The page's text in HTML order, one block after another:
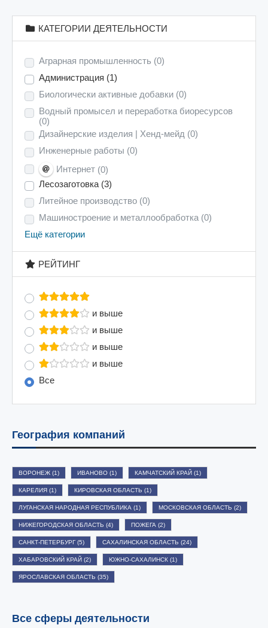
КАТЕГОРИИ ДЕЯТЕЛЬНОСТИ
Аграрная промышленность (0)
Администрация (1)
Биологически активные добавки (0)
Водный промысел и переработка биоресурсов
(0)
Дизайнерские изделия | Хенд-мейд (0)
Инженерные работы (0)
Интернет (0)
Лесозаготовка (3)
Литейное производство (0)
Машиностроение и металлообработка (0)
Ещё категории
РЕЙТИНГ
и выше
и выше
и выше
и выше
Все
География компаний
ВОРОНЕЖ (1) ИВАНОВО (1) КАМЧАТСКИЙ КРАЙ (1)
КАРЕЛИЯ (1) КИРОВСКАЯ ОБЛАСТЬ (1)
ЛУГАНСКАЯ НАРОДНАЯ РЕСПУБЛИКА (1) МОСКОВСКАЯ ОБЛАСТЬ (2)
НИЖЕГОРОДСКАЯ ОБЛАСТЬ (4) ПОЖЕГА (2)
САНКТ-ПЕТЕРБУРГ(5) САХАЛИНСКАЯ ОБЛАСТЬ (24)
ХАБАРОВСКИЙ КРАЙ (2) ЮЖНО-САХАЛИНСК (1)
ЯРОСЛАВСКАЯ ОБЛАСТЬ (35)
Все сферы деятельности